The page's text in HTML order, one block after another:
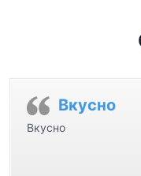
и
Вкусно
Вкусно